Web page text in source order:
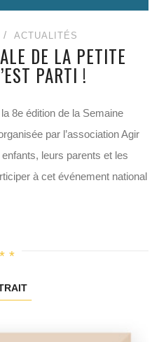
ACTUALITÉS
DE LA PETITE
PARTI !
8e édition de la Semaine
par l’association Agir
leurs parents et les
à cet événement national